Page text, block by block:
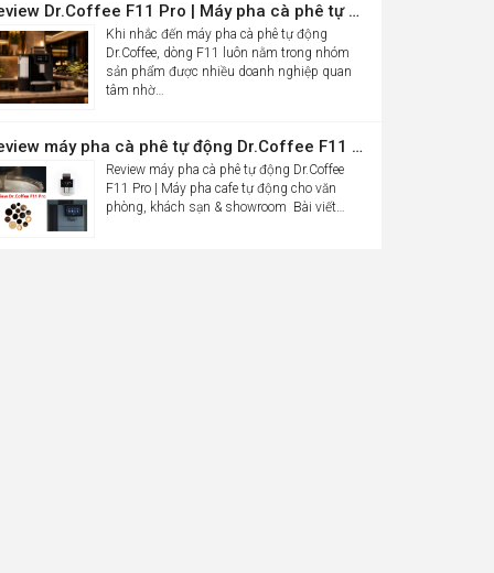
Review Dr.Coffee F11 Pro | Máy pha cà phê tự động cho văn phòng
Khi nhắc đến máy pha cà phê tự động
Dr.Coffee, dòng F11 luôn nằm trong nhóm
sản phẩm được nhiều doanh nghiệp quan
tâm nhờ…
Review máy pha cà phê tự động Dr.Coffee F11 Pro| Máy pha cafe tự động cho văn phòng, khách sạn & showroom
Review máy pha cà phê tự động Dr.Coffee
F11 Pro | Máy pha cafe tự động cho văn
phòng, khách sạn & showroom Bài viết…